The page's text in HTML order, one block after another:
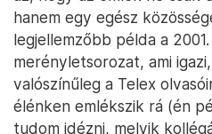
hanem egy egész
legjellemzőbb példa a
merényletsorozat, ami
valószínűleg a Telex
élénken emlékszik rá (én
tudom idézni, melyik